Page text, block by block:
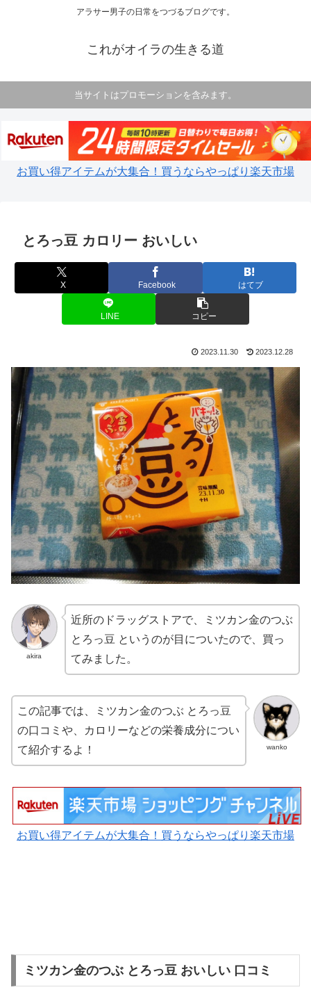
アラサー男子の日常をつづるブログです。
これがオイラの生きる道
当サイトはプロモーションを含みます。
お買い得アイテムが大集合！買うならやっぱり楽天市場
とろっ豆 カロリー おいしい
X Facebook はてブ
LINE コピー
2023.11.30 2023.12.28
akira
近所のドラッグストアで、ミツカン金のつぶ
とろっ豆 というのが目についたので、買っ
てみました。
wanko
この記事では、ミツカン金のつぶ とろっ豆
の口コミや、カロリーなどの栄養成分につい
て紹介するよ！
お買い得アイテムが大集合！買うならやっぱり楽天市場
ミツカン金のつぶ とろっ豆 おいしい 口コミ